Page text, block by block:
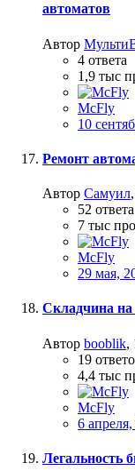
автоматов
Автор
4 ответа
1,9 тыс
McFly
10
Ремонт
Автор Самуил,
52 ответа
7 тыс
McFly
29 мая,
Складчина на
Автор booblik,
19
4,4 тыс
McFly
6
Легальность